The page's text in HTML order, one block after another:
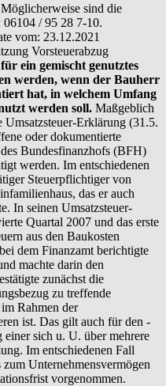
sind die
06104 / 95 28 7-10.
vom: 23.12.2021
Vorsteuerabzug
ein gemischt genutztes
werden, wenn der Bauherr
hat, in welchem Umfang
werden soll. Maßgeblich
Erklärung (31.5.
oder dokumentierte
Bundesfinanzhofs (BFH)
werden. Im entschiedenen
Steuerpflichtiger von
das er auch
In seinen Umsatzsteuer-
Quartal 2007 und das erste
aus den Baukosten
dem Finanzamt berichtigte
machte darin den
zunächst die
zu treffende
Rahmen der
ist. Das gilt auch für den -
einer sich u. U. über mehrere
Im entschiedenen Fall
Unternehmensvermögen
vorgenommen.